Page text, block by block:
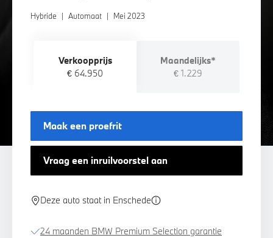
Hybride | Automaat | Mei 2023
Verkoopprijs
€ 64.950
Maandelijks*
€ 1.229
Maak een proefrit
Vraag een inruilvoorstel aan
Deze auto staat in Enschede
24 maanden BMW Premium Selection garantie